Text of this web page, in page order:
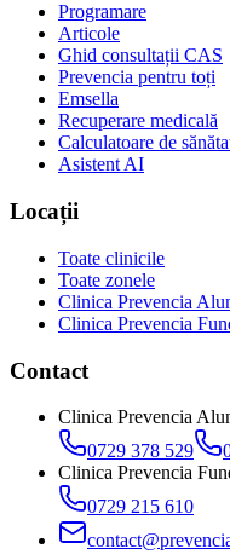
Programare
Articole
Ghid consultații CAS
Prevencia pentru toți
Emsella
Recuperare medicală
Calculatoare de
Asistent AI
Locații
Toate clinicile
Toate zonele
Clinica Prevencia
Clinica Prevencia
Contact
Clinica Prevencia
0729 378 529
Clinica Prevencia
0729 215 610